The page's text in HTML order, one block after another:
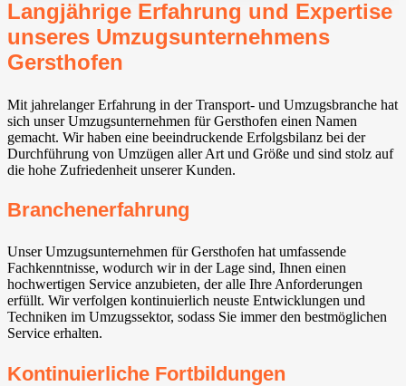
Langjährige Erfahrung und Expertise
unseres Umzugsunternehmens
Gersthofen
Mit jahrelanger Erfahrung in der Transport- und Umzugsbranche hat
sich unser Umzugsunternehmen für Gersthofen einen Namen
gemacht. Wir haben eine beeindruckende Erfolgsbilanz bei der
Durchführung von Umzügen aller Art und Größe und sind stolz auf
die hohe Zufriedenheit unserer Kunden.
Branchenerfahrung
Unser Umzugsunternehmen für Gersthofen hat umfassende
Fachkenntnisse, wodurch wir in der Lage sind, Ihnen einen
hochwertigen Service anzubieten, der alle Ihre Anforderungen
erfüllt. Wir verfolgen kontinuierlich neuste Entwicklungen und
Techniken im Umzugssektor, sodass Sie immer den bestmöglichen
Service erhalten.
Kontinuierliche Fortbildungen